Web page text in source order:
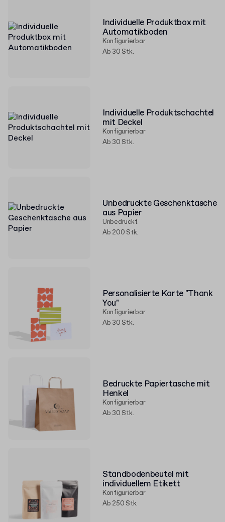
Individuelle Produktbox mit
Automatikboden
Konfigurierbar
Ab 30 Stk.
Individuelle Produktschachtel
mit Deckel
Konfigurierbar
Ab 30 Stk.
Unbedruckte Geschenktasche
aus Papier
Unbedruckt
Ab 200 Stk.
Personalisierte Karte "Thank
You"
Konfigurierbar
Ab 30 Stk.
Bedruckte Papiertasche mit
Henkel
Konfigurierbar
Ab 30 Stk.
Standbodenbeutel mit
individuellem Etikett
Konfigurierbar
Ab 250 Stk.